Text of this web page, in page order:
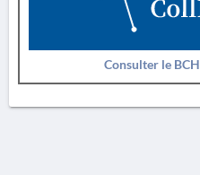
Consulter le